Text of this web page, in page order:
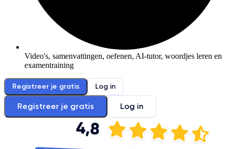
Video's, samenvattingen, oefenen, AI-tutor, woordjes leren en
examentraining
Registreer je gratis Log in
Registreer je gratis Log in